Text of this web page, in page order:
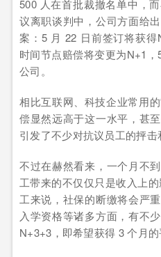
500 人在首批裁撤名单中，
议离职谈判中，公司方面给
案：5 月 22 日前签订将获
时间节点赔偿将变更为N+1
公司。
相比互联网、科技企业常用
偿显然远高于这一水平，甚
引发了不少对抗议员工的抨击
不过在赫然看来，一个月不
工带来的不仅仅只是收入上
工来说，社保的断缴将会严
入学资格等诸多方面，有不
N+3+3，即希望获得 3 个月的